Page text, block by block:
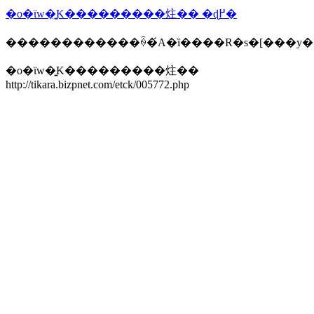
�o�ϊw�͍K���������炷�� �ɖ߂�
�o�ϊw�͍K���������炷��
http://tikara.bizpnet.com/etck/005772.php